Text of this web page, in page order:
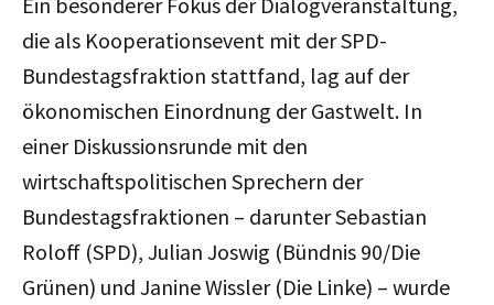
die als Kooperationsevent mit der SPD-
Bundestagsfraktion stattfand, lag auf der
ökonomischen Einordnung der Gastwelt. In
einer Diskussionsrunde mit den
wirtschaftspolitischen Sprechern der
Bundestagsfraktionen – darunter Sebastian
Roloff (SPD), Julian Joswig (Bündnis 90/Die
Grünen) und Janine Wissler (Die Linke) – wurde